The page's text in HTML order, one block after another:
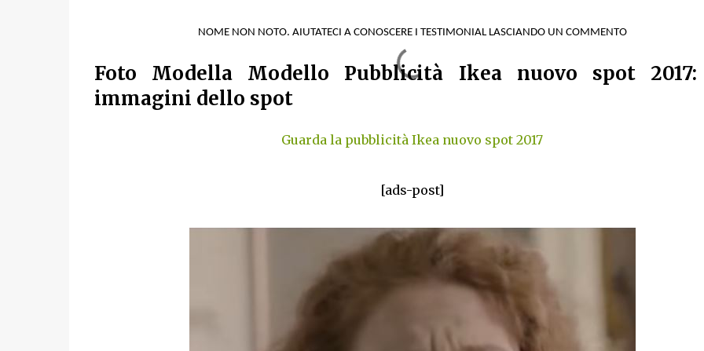
NOME NON NOTO. AIUTATECI A CONOSCERE I TESTIMONIAL LASCIANDO UN COMMENTO
Foto Modella Modello Pubblicità Ikea nuovo spot
immagini dello spot
Guarda la pubblicità Ikea nuovo spot 2017
[ads-post]